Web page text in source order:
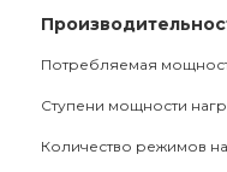
Потребляемая
Ступени мощности
Количество режимов